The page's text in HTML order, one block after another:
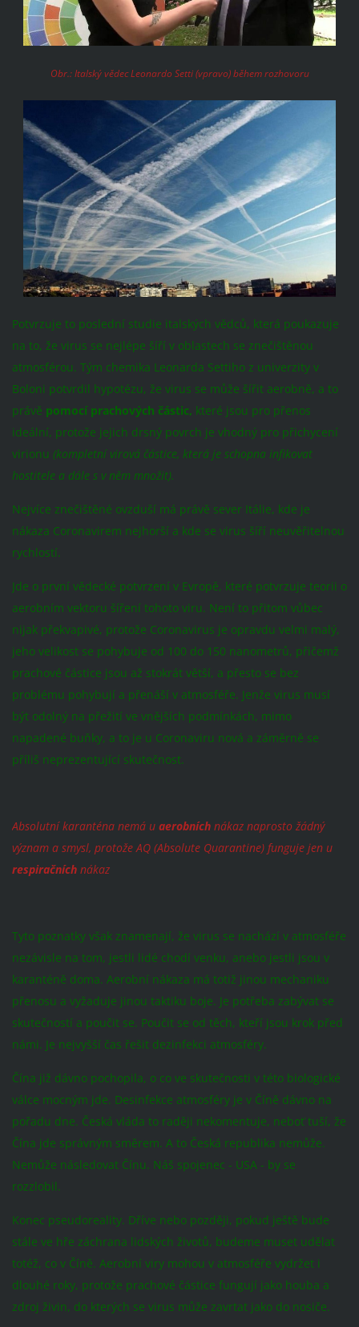
Obr.: Italský vědec Leonardo Setti (vpravo) během rozhovoru
Potvrzuje to poslední studie italských vědců, která poukazuje
na to, že virus se nejlépe šíří v oblastech se znečištěnou
atmosférou. Tým chemika Leonarda Settiho z univerzity v
Boloni potvrdil hypotézu, že virus se může šířit aerobně, a to
právě pomocí prachových částic, které jsou pro přenos
ideální, protože jejich drsný povrch je vhodný pro přichycení
virionu (kompletní virová částice, která je schopna infikovat
hostitele a dále s v něm množit).
Nejvíce znečištěné ovzduší má právě sever Itálie, kde je
nákaza Coronavirem nejhorší a kde se virus šíří neuvěřitelnou
rychlostí.
Jde o první vědecké potvrzení v Evropě, které potvrzuje teorii o
aerobním vektoru šíření tohoto viru. Není to přitom vůbec
nijak překvapivé, protože Coronavirus je opravdu velmi malý,
jeho velikost se pohybuje od 100 do 150 nanometrů, přičemž
prachové částice jsou až stokrát větší, a přesto se bez
problému pohybují a přenáší v atmosféře. Jenže virus musí
být odolný na přežití ve vnějších podmínkách, mimo
napadené buňky, a to je u Coronaviru nová a záměrně se
příliš neprezentující skutečnost.
Absolutní karanténa nemá u aerobníchnákaz naprosto žádný
význam a smysl, protože AQ (Absolute Quarantine) funguje jen u
respiračníchnákaz
Tyto poznatky však znamenají, že virus se nachází v atmosféře
nezávisle na tom, jestli lidé chodí venku, anebo jestli jsou v
karanténě doma. Aerobní nákaza má totiž jinou mechaniku
přenosu a vyžaduje jinou taktiku boje. Je potřeba zabývat se
skutečností a poučit se. Poučit se od těch, kteří jsou krok před
námi. Je nejvyšší čas řešit dezinfekci atmosféry.
Čína již dávno pochopila, o co ve skutečnosti v této biologické
válce mocným jde. Desinfekce atmosféry je v Číně dávno na
pořadu dne. Česká vláda to raději nekomentuje, neboť tuší, že
Čína jde správným směrem. A to Česká republika nemůže.
Nemůže následovat Čínu. Náš spojenec - USA - by se
rozzlobil.
Konec pseudoreality. Dříve nebo později, pokud ještě bude
stále ve hře záchrana lidských životů, budeme muset udělat
totéž, co v Číně. Aerobní viry mohou v atmosféře vydržet i
dlouhé roky, protože prachové částice fungují jako houba a
zdroj živin, do kterých se virus může zavrtat jako do nosiče.